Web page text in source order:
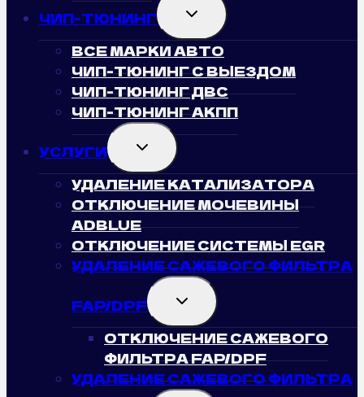
ЧИП-ТЮНИНГ TOGGLE
CHILD
MENU
ВСЕ МАРКИ АВТО
ЧИП-ТЮНИНГ С ВЫЕЗДОМ
ЧИП-ТЮНИНГ ДВС
ЧИП-ТЮНИНГ АКПП
УСЛУГИ TOGGLE
CHILD
MENU
УДАЛЕНИЕ КАТАЛИЗАТОРА
ОТКЛЮЧЕНИЕ МОЧЕВИНЫ
ADBLUE
ОТКЛЮЧЕНИЕ СИСТЕМЫ EGR
УДАЛЕНИЕ САЖЕВОГО ФИЛЬТРА
FAP/DPF TOGGLE
CHILD
MENU
ОТКЛЮЧЕНИЕ САЖЕВОГО
ФИЛЬТРА FAP/DPF
УДАЛЕНИЕ САЖЕВОГО ФИЛЬТРА